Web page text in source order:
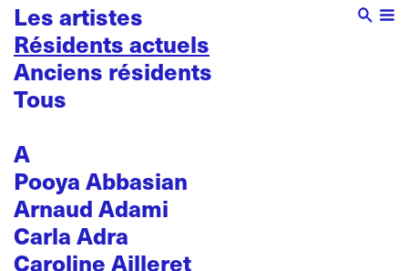
Les artistes
Résidents actuels
Anciens résidents
Tous
A
Pooya Abbasian
Arnaud Adami
Carla Adra
Caroline Ailleret